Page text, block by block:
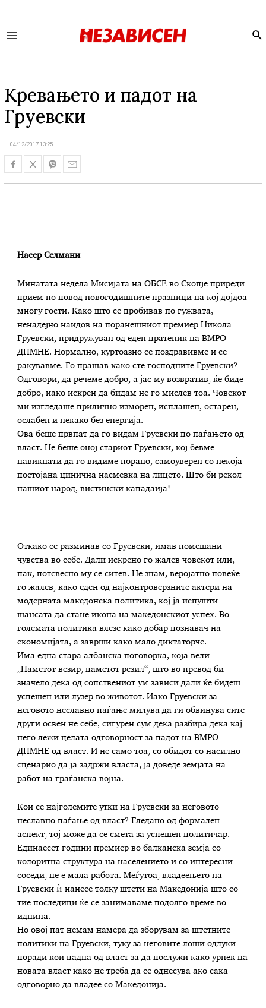
Кревањето и падот на
Груевски
04/12/2017 13:25
Насер Селмани
Минатата недела Мисијата на ОБСЕ во Скопје приреди
прием по повод новогодишните празници на кој дојдоа
многу гости. Како што се пробивав по гужвата,
ненадејно наидов на поранешниот премиер Никола
Груевски, придружуван од еден пратеник на ВМРО-
ДПМНЕ. Нормално, куртоазно се поздравивме и се
ракувавме. Го прашав како сте господните Груевски?
Одговори, да речеме добро, а јас му возвратив, ќе биде
добро, иако искрен да бидам не го мислев тоа. Човекот
ми изгледаше прилично изморен, исплашен, остарен,
ослабен и некако без енергија.
Ова беше првпат да го видам Груевски по паѓањето од
власт. Не беше оној стариот Груевски, кој бевме
навикнати да го видиме порано, самоуверен со некоја
постојана цинична насмевка на лицето. Што би рекол
нашиот народ, вистински кападаија!
Откако се разминав со Груевски, имав помешани
чувства во себе. Дали искрено го жалев човекот или,
пак, потсвесно му се ситев. Не знам, веројатно повеќе
го жалев, како еден од најконтроверзните актери на
модерната македонска политика, кој ја испушти
шансата да стане икона на македонскиот успех. Во
големата политика влезе како добар познавач на
економијата, а заврши како мало диктаторче.
Има една стара албанска поговорка, која вели
„Паметот везир, паметот резил“, што во превод би
значело дека од сопствениот ум зависи дали ќе бидеш
успешен или лузер во животот. Иако Груевски за
неговото неславно паѓање милува да ги обвинува сите
други освен не себе, сигурен сум дека разбира дека кај
него лежи целата одговорност за падот на ВМРО-
ДПМНЕ од власт. И не само тоа, со обидот со насилно
сценарио да ја задржи власта, ја доведе земјата на
работ на граѓанска војна.
Кои се најголемите утки на Груевски за неговото
неславно паѓање од власт? Гледано од формален
аспект, тој може да се смета за успешен политичар.
Единаесет години премиер во балканска земја со
колоритна структура на населението и со интересни
соседи, не е мала работа. Меѓутоа, владеењето на
Груевски ѝ нанесе толку штети на Македонија што со
тие последици ќе се занимаваме подолго време во
иднина.
Но овој пат немам намера да зборувам за штетните
политики на Груевски, туку за неговите лоши одлуки
поради кои падна од власт за да послужи како урнек на
новата власт како не треба да се однесува ако сака
одговорно да владее со Македонија.